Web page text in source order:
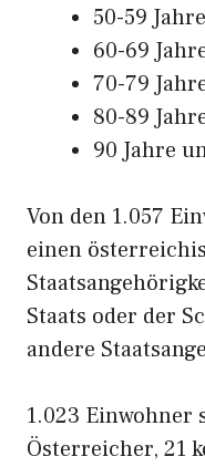
50-59
60-69
70-79
80-89
90 Jahre
Von den 1.057
einen
Staats oder der
andere
1.023 Einwohner
Österreicher, 21